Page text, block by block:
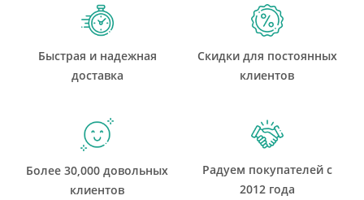
Быстрая и надежная
доставка
Скидки для постоянных
клиентов
Более 30,000 довольных
клиентов
Радуем покупателей с
2012 года